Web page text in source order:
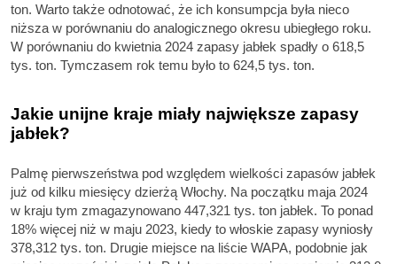
ton. Warto także odnotować, że ich konsumpcja była nieco
niższa w porównaniu do analogicznego okresu ubiegłego roku.
W porównaniu do kwietnia 2024 zapasy jabłek spadły o 618,5
tys. ton. Tymczasem rok temu było to 624,5 tys. ton.
Jakie unijne kraje miały największe zapasy
jabłek?
Palmę pierwszeństwa pod względem wielkości zapasów jabłek
już od kilku miesięcy dzierżą Włochy. Na początku maja 2024
w kraju tym zmagazynowano 447,321 tys. ton jabłek. To ponad
18% więcej niż w maju 2023, kiedy to włoskie zapasy wyniosły
378,312 tys. ton. Drugie miejsce na liście WAPA, podobnie jak